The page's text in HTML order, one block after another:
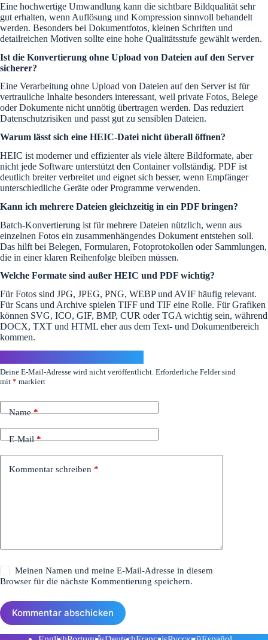
Eine hochwertige Umwandlung kann die sichtbare Bildqualität sehr
gut erhalten, wenn Auflösung und Kompression sinnvoll behandelt
werden. Besonders bei Dokumentfotos, kleinen Schriften und
detailreichen Motiven sollte eine hohe Qualitätsstufe gewählt werden.
Ist die Konvertierung ohne Upload von Dateien auf den Server
sicherer?
Eine Verarbeitung ohne Upload von Dateien auf den Server ist für
vertrauliche Inhalte besonders interessant, weil private Fotos, Belege
oder Dokumente nicht unnötig übertragen werden. Das reduziert
Datenschutzrisiken und passt gut zu sensiblen Dateien.
Warum lässt sich eine HEIC-Datei nicht überall öffnen?
HEIC ist moderner und effizienter als viele ältere Bildformate, aber
nicht jede Software unterstützt den Container vollständig. PDF ist
deutlich breiter verbreitet und eignet sich besser, wenn Empfänger
unterschiedliche Geräte oder Programme verwenden.
Kann ich mehrere Dateien gleichzeitig in ein PDF bringen?
Batch-Konvertierung ist für mehrere Dateien nützlich, wenn aus
einzelnen Fotos ein zusammenhängendes Dokument entstehen soll.
Das hilft bei Belegen, Formularen, Fotoprotokollen oder Sammlungen,
die in einer klaren Reihenfolge bleiben müssen.
Welche Formate sind außer HEIC und PDF wichtig?
Für Fotos sind JPG, JPEG, PNG, WEBP und AVIF häufig relevant.
Für Scans und Archive spielen TIFF und TIF eine Rolle. Für Grafiken
können SVG, ICO, GIF, BMP, CUR oder TGA wichtig sein, während
DOCX, TXT und HTML eher aus dem Text- und Dokumentbereich
kommen.
Deine E-Mail-Adresse wird nicht veröffentlicht. Erforderliche Felder sind
mit * markiert
Name*
E-Mail*
Kommentar schreiben *
Meinen Namen und meine E-Mail-Adresse in diesem
Browser für die nächste Kommentierung speichern.
Kommentar abschicken